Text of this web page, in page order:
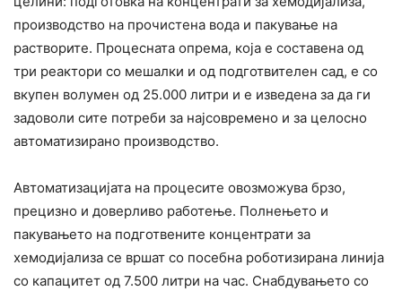
производство на прочистена вода и пакување на
растворите. Процесната опрема, која е составена од
три реактори со мешалки и од подготвителен сад, е со
вкупен волумен од 25.000 литри и е изведена за да ги
задоволи сите потреби за најсовремено и за целосно
автоматизирано производство.
Автоматизацијата на процесите овозможува брзо,
прецизно и доверливо работење. Полнењето и
пакувањето на подготвените концентрати за
хемодијализа се вршат со посебна роботизирана линија
со капацитет од 7.500 литри на час. Снабдувањето со